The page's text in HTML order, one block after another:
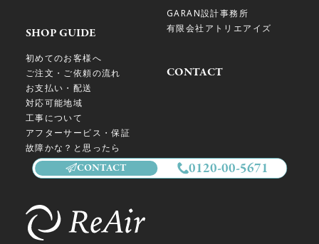
CONTACT 0120-00-5671
SHOP GUIDE
初めてのお客様へ
ご注文・ご依頼の流れ
お支払い・配送
対応可能地域
工事について
アフターサービス・保証
故障かな？と思ったら
GARAN設計事務所
有限会社アトリエアイズ
CONTACT